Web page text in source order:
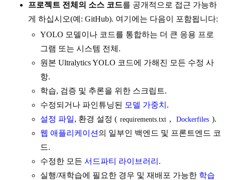
프로젝트 전체의 소스 코드를 공개적으로 접근 가능하
게 하십시오(예: GitHub). 여기에는 다음이 포함됩니다:
YOLO 모델이나 코드를 통합하는 더 큰 응용 프로
그램 또는 시스템 전체.
원본 Ultralytics YOLO 코드에 가해진 모든 수정 사
항.
학습, 검증 및 추론을 위한 스크립트.
수정되거나 파인튜닝된
모델 가중치 .
설정 파일, 환경 설정 ( requirements.txt , Dockerfiles ).
웹 애플리케이션 의 일부인 백엔드 및 프론트엔드 코
드.
수정한 모든 서드파티 라이브러리 .
실행/재학습에 필요한 경우 및 재배포 가능한 학습